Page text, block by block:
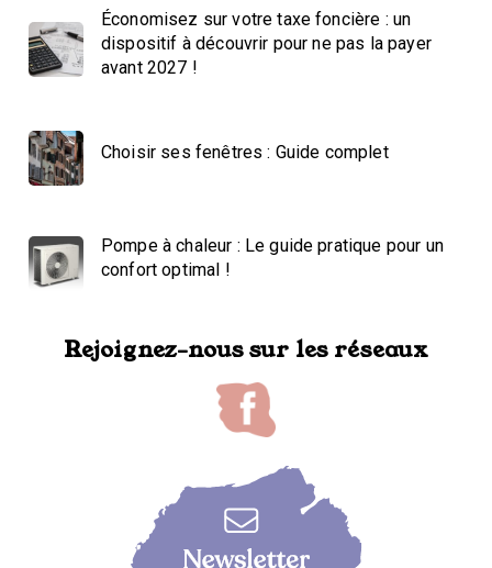
Économisez sur votre taxe foncière : un
dispositif à découvrir pour ne pas la payer
avant 2027 !
Choisir ses fenêtres : Guide complet
Pompe à chaleur : Le guide pratique pour un
confort optimal !
Rejoignez-nous sur les réseaux